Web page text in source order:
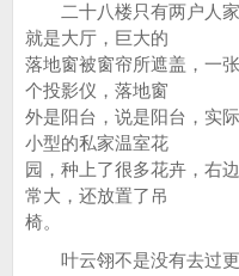
二十八楼只有两户人家
就是大厅，巨大的
落地窗被窗帘所遮盖，一
个投影仪，落地窗
外是阳台，说是阳台，实
小型的私家温室花
园，种上了很多花卉，右
常大，还放置了吊
椅。
叶云翎不是没有去过更